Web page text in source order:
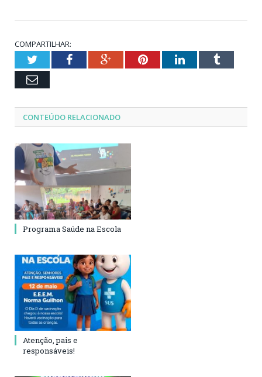
COMPARTILHAR:
TwitterFacebookGoogle+PinterestLinkedInTumblr
Email
CONTEÚDO RELACIONADO
Programa Saúde na Escola
Atenção, pais e
responsáveis!